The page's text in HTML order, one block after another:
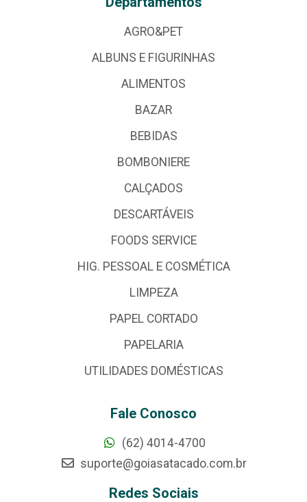
AGRO&PET
ALBUNS E FIGURINHAS
ALIMENTOS
BAZAR
BEBIDAS
BOMBONIERE
CALÇADOS
DESCARTÁVEIS
FOODS SERVICE
HIG. PESSOAL E COSMÉTICA
LIMPEZA
PAPEL CORTADO
PAPELARIA
UTILIDADES DOMÉSTICAS
Fale Conosco
(62) 4014-4700
suporte@goiasatacado.com.br
Redes Sociais